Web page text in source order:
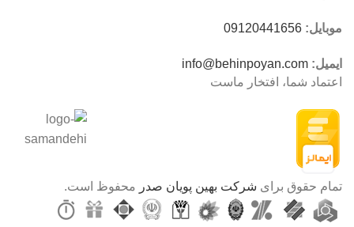
موبایل: 09120441656
ایمیل: info@behinpoyan.com
اعتماد شما، افتخار ماست
تمام حقوق برای شرکت بهین پویان صدر محفوظ است.